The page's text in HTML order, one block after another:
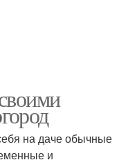
на даче обычные
и